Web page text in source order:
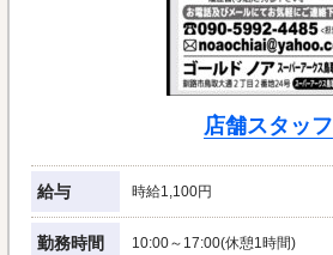
店舗スタッフ
給与 時給1,100円
勤務時間 10:00～17:00(休憩1時間)